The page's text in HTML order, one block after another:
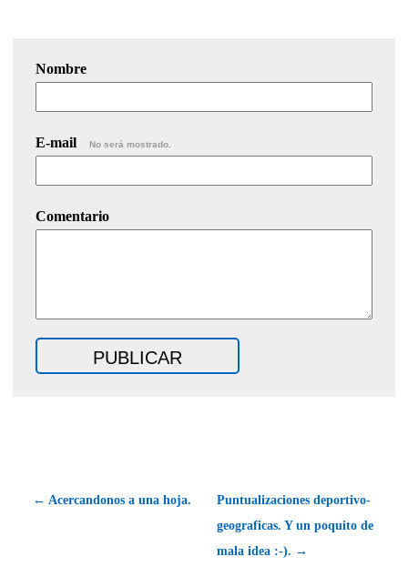
Nombre
E-mail No será mostrado.
Comentario
← Acercandonos a una hoja.
Puntualizaciones deportivo-
geograficas. Y un poquito de
mala idea :-). →